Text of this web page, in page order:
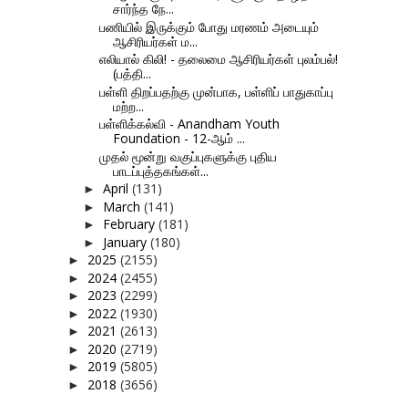
சார்ந்த நே...
பணியில் இருக்கும் போது மரணம் அடையும்
ஆசிரியர்கள் ம...
எலியால் கிலி! - தலைமை ஆசிரியர்கள் புலம்பல்!
(பத்தி...
பள்ளி திறப்பதற்கு முன்பாக, பள்ளிப் பாதுகாப்பு
மற்ற...
பள்ளிக்கல்வி - Anandham Youth
Foundation - 12-ஆம் ...
முதல் மூன்று வகுப்புகளுக்கு புதிய
பாடப்புத்தகங்கள்...
► April (131)
► March (141)
► February (181)
► January (180)
► 2025 (2155)
► 2024 (2455)
► 2023 (2299)
► 2022 (1930)
► 2021 (2613)
► 2020 (2719)
► 2019 (5805)
► 2018 (3656)